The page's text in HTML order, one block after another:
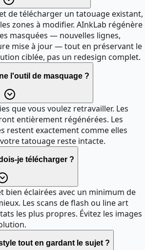
de télécharger un tatouage existant,
zones à modifier. AInkLab régénère
masquées — nouvelles lignes,
mise à jour — tout en préservant le
ciblée, pas un redesign complet.
l'outil de masquage ?
que vous voulez retravailler. Les
entièrement régénérées. Les
restent exactement comme elles
tatouage reste intacte.
je télécharger ?
bien éclairées avec un minimum de
Les scans de flash ou line art
les plus propres. Évitez les images
tout en gardant le sujet ?